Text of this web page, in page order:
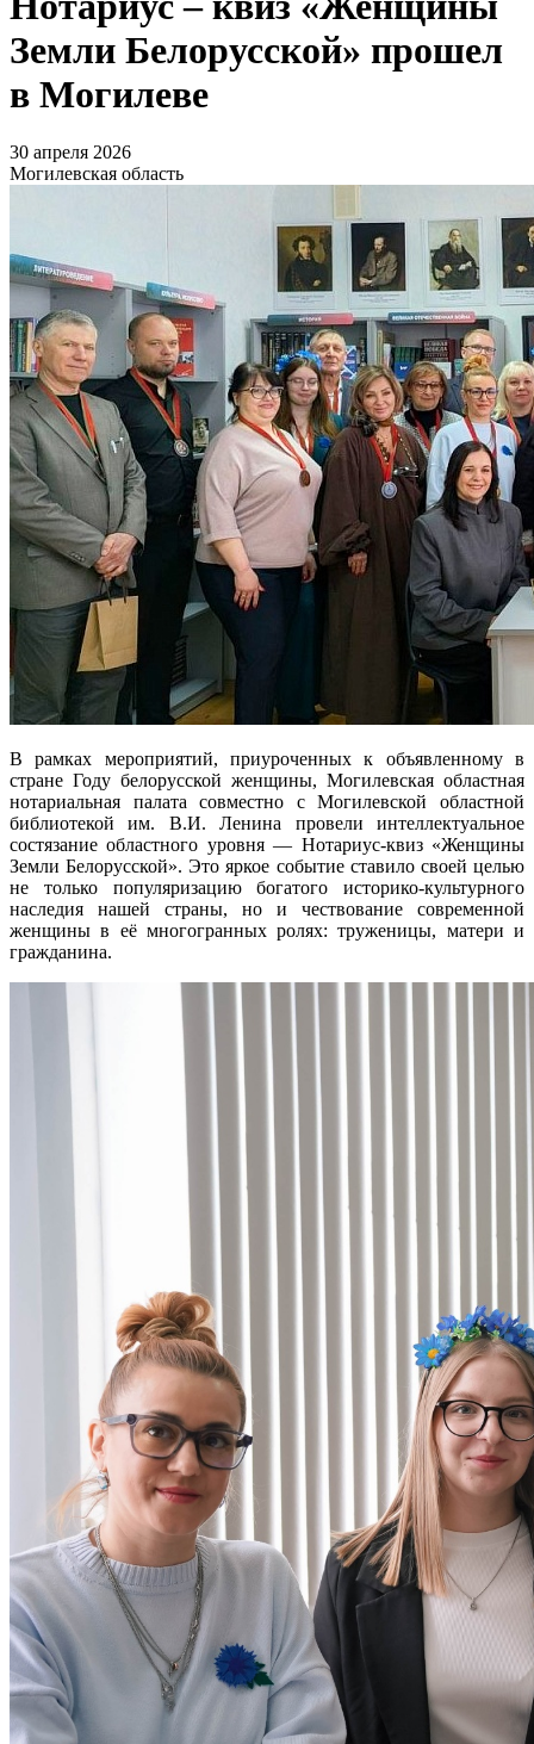
Земли Белорусской» прошел
в Могилеве
30 апреля 2026
Могилевская область
В рамках мероприятий, приуроченных к объявленному в
стране Году белорусской женщины, Могилевская областная
нотариальная палата совместно с Могилевской областной
библиотекой им. В.И. Ленина провели интеллектуальное
состязание областного уровня — Нотариус-квиз «Женщины
Земли Белорусской». Это яркое событие ставило своей целью
не только популяризацию богатого историко-культурного
наследия нашей страны, но и чествование современной
женщины в её многогранных ролях: труженицы, матери и
гражданина.